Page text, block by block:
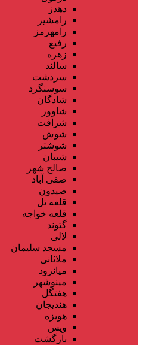
دهدز
رامشیر
رامهرمز
رفیع
زهره
سالند
سردشت
سوسنگرد
شادگان
شاوور
شرافت
شوش
شوشتر
شیبان
صالح شهر
صفی آباد
صیدون
قلعه تل
قلعه خواجه
گتوند
لالی
مسجد سلیمان
ملاثانی
میانرود
مینوشهر
هفتگل
هندیجان
هویزه
ویس
بازگشت